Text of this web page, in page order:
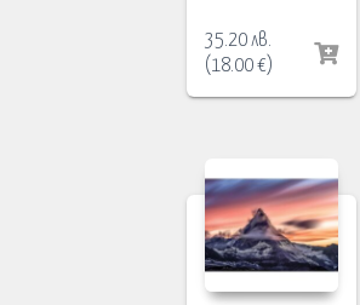
35.20лв.
(18.00€)